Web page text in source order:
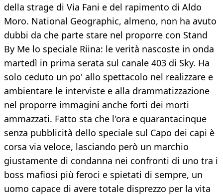
della strage di Via Fani e del rapimento di Aldo
Moro. National Geographic, almeno, non ha avuto
dubbi da che parte stare nel proporre con Stand
By Me lo speciale Riina: le verità nascoste in onda
martedì in prima serata sul canale 403 di Sky. Ha
solo ceduto un po' allo spettacolo nel realizzare e
ambientare le interviste e alla drammatizzazione
nel proporre immagini anche forti dei morti
ammazzati. Fatto sta che l'ora e quarantacinque
senza pubblicità dello speciale sul Capo dei capi è
corsa via veloce, lasciando però un marchio
giustamente di condanna nei confronti di uno tra i
boss mafiosi più feroci e spietati di sempre, un
uomo capace di avere totale disprezzo per la vita